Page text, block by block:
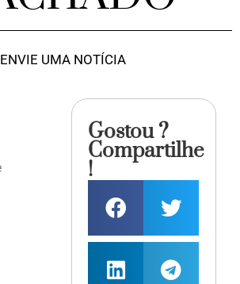
ENVIE UMA NOTÍCIA
Gostou ?
Compartilhe
!